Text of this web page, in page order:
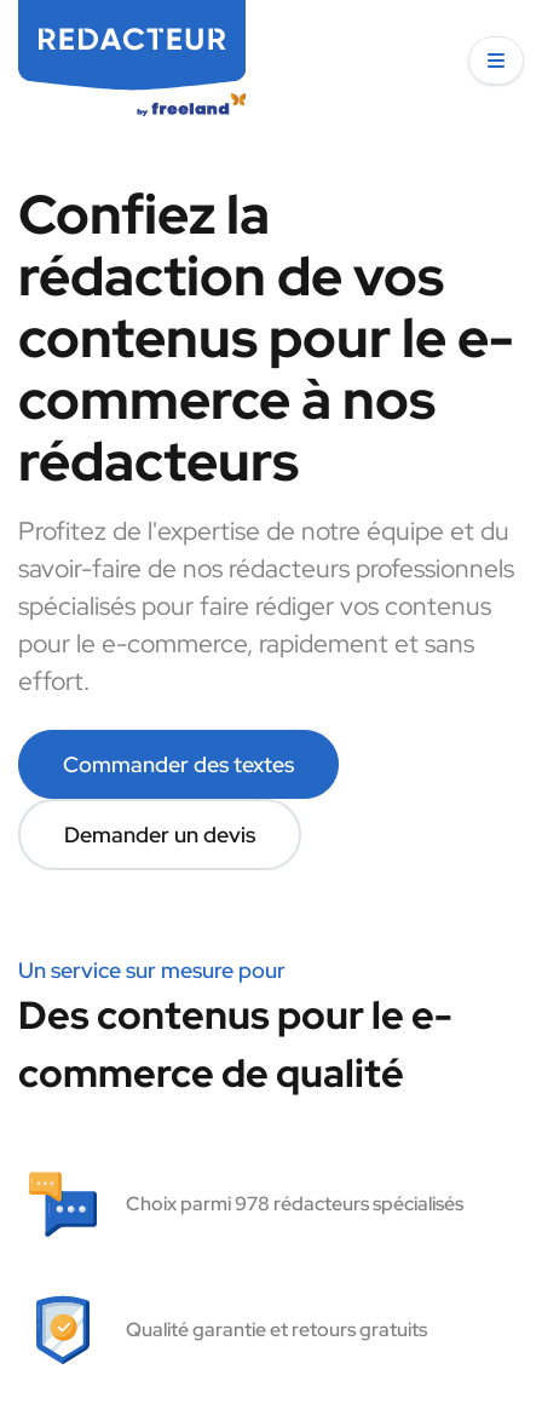
Confiez la
rédaction de vos
contenus pour le e-
commerce à nos
rédacteurs
Profitez de l'expertise de notre équipe et du
savoir-faire de nos rédacteurs professionnels
spécialisés pour faire rédiger vos contenus
pour le e-commerce, rapidement et sans
effort.
Commander des textes
Demander un devis
Un service sur mesure pour
Des contenus pour le e-
commerce de qualité
Choix parmi 978 rédacteurs spécialisés
Qualité garantie et retours gratuits